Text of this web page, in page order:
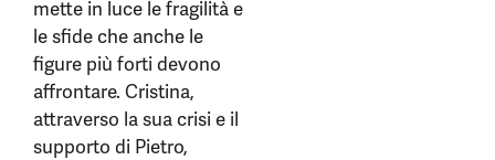
mette in luce le fragilità e
le sfide che anche le
figure più forti devono
affrontare. Cristina,
attraverso la sua crisi e il
supporto di Pietro,